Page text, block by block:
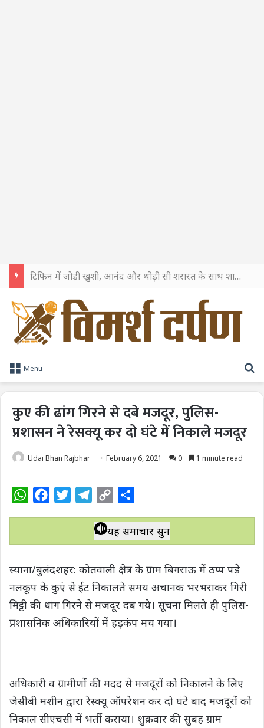
टिफिन में जोड़ी खुशी, आनंद और थोड़ी सी शरारत के साथ शाहरुख खान ने टिफिन बॉक्स को दी हैप्पी एंडिंग
Menu
कुए की ढांग गिरने से दबे मजदूर, पुलिस-
प्रशासन ने रेसक्यू कर दो घंटे में निकाले मजदूर
Udai Bhan Rajbhar February 6, 2021 0 1 minute read
W
t
A
p
p
e
o
o
k
t
e
r
l
e
r
a
m
p
y
i
n
k
a
r
e
यह समाचार सुनें
स्याना/बुलंदशहर: कोतवाली क्षेत्र के ग्राम बिगराऊ में ठप्प पड़े
नलकूप के कुएं से ईट निकालते समय अचानक भरभराकर गिरी
मिट्टी की धांग गिरने से मजदूर दब गये। सूचना मिलते ही पुलिस-
प्रशासनिक अधिकारियों में हड़कंप मच गया।
अधिकारी व ग्रामीणों की मदद से मजदूरों को निकालने के लिए
जेसीबी मशीन द्वारा रेस्क्यू ऑपरेशन कर दो घंटे बाद मजदूरों को
निकाल सीएचसी में भर्ती कराया। शुक्रवार की सुबह ग्राम